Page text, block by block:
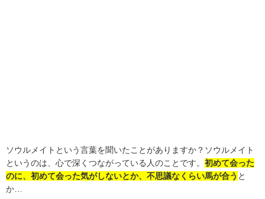
ソウルメイトという言葉を聞いたことがありますか？ソウルメイト
というのは、心で深くつながっている人のことです。 初めて会った
のに、初めて会った気がしないとか、不思議なくらい馬が合う と
か…